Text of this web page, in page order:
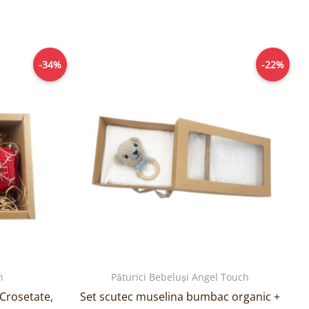
-34% -22%
Păturici Bebeluși Angel Touch
Set scutec muselina bumbac organic +